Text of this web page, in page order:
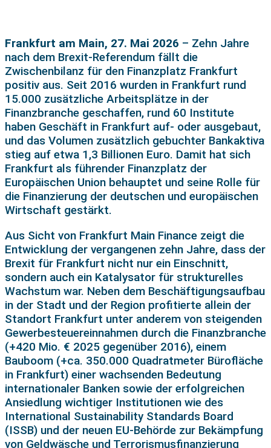
Frankfurt am Main, 27. Mai 2026 – Zehn Jahre
nach dem Brexit-Referendum fällt die
Zwischenbilanz für den Finanzplatz Frankfurt
positiv aus. Seit 2016 wurden in Frankfurt rund
15.000 zusätzliche Arbeitsplätze in der
Finanzbranche geschaffen, rund 60 Institute
haben Geschäft in Frankfurt auf- oder ausgebaut,
und das Volumen zusätzlich gebuchter Bankaktiva
stieg auf etwa 1,3 Billionen Euro. Damit hat sich
Frankfurt als führender Finanzplatz der
Europäischen Union behauptet und seine Rolle für
die Finanzierung der deutschen und europäischen
Wirtschaft gestärkt.
Aus Sicht von Frankfurt Main Finance zeigt die
Entwicklung der vergangenen zehn Jahre, dass der
Brexit für Frankfurt nicht nur ein Einschnitt,
sondern auch ein Katalysator für strukturelles
Wachstum war. Neben dem Beschäftigungsaufbau
in der Stadt und der Region profitierte allein der
Standort Frankfurt unter anderem von steigenden
Gewerbesteuereinnahmen durch die Finanzbranche
(+420 Mio. € 2025 gegenüber 2016), einem
Bauboom (+ca. 350.000 Quadratmeter Bürofläche
in Frankfurt) einer wachsenden Bedeutung
internationaler Banken sowie der erfolgreichen
Ansiedlung wichtiger Institutionen wie des
International Sustainability Standards Board
(ISSB) und der neuen EU-Behörde zur Bekämpfung
von Geldwäsche und Terrorismusfinanzierung